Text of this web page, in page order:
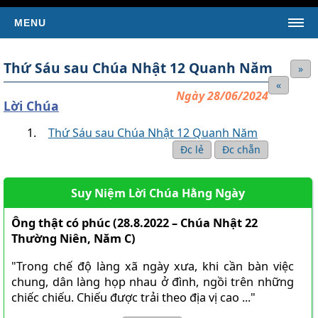
MENU
Tin Giáo Hội Hoàn Vũ
KINH THÁNH
SÁCH TÂN ƯỚC
Kinh Thánh Tân Ước (Bản dịch của LM Nguyễn Thế
Thuấn)
Kinh Thánh Tân Ước (Bản dịch Việt ngữ của Nhóm Phiên
Dịch Các Giờ Kinh Phụng Vụ)
SÁCH CỰU ƯỚC
Thứ Sáu sau Chúa Nhật 12 Quanh Năm
»
«
Ngày 28/06/2024
Lời Chúa
Thứ Sáu sau Chúa Nhật 12 Quanh Năm
Đc chẵn
Đc lẻ
Suy Niệm Lời Chúa Hằng Ngày
Ông thật có phúc (28.8.2022 – Chúa Nhật 22
Thường Niên, Năm C)
"Trong chế độ làng xã ngày xưa, khi cần bàn việc
chung, dân làng họp nhau ở đình, ngồi trên những
chiếc chiếu. Chiếu được trải theo địa vị cao ..."